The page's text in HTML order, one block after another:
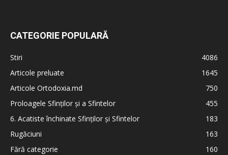
CATEGORIE POPULARĂ
Stiri
4086
Articole preluate
1645
Articole Ortodoxia.md
750
Proloagele Sfinților și a Sfintelor
455
6. Acatiste închinate Sfinților și Sfintelor
183
Rugăciuni
163
Fără categorie
160